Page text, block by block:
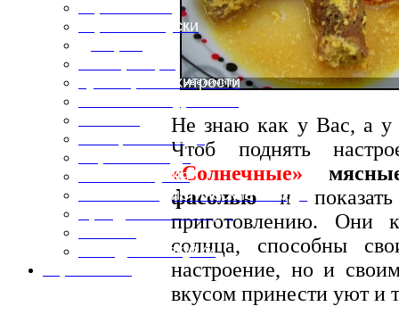
Горячие закуски
Кулинарные хитрости
Овощные блюда
Первые блюда
Полевая кухня
Постные и диетические блюда
Праздничные блюда
Холодные закуски
Не знаю как у Вас, а у
Чтоб поднять
«Солнечные»
фасольюи
приготовлению. Они
солнца, способны
настроение, но и
вкусом принести уют и